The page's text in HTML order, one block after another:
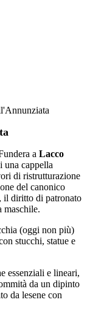
a Lacco
una cappella
di ristrutturazione
del canonico
il diritto di patronato
maschile.
(oggi non più)
stucchi, statue e
essenziali e lineari,
da un dipinto
da lesene con